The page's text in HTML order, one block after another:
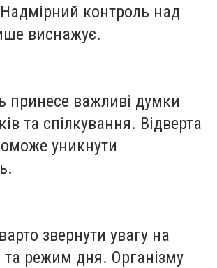
контроль над
виснажує.
принесе важливі думки
та спілкування. Відверта
уникнути
звернути увагу на
та режим дня. Організму